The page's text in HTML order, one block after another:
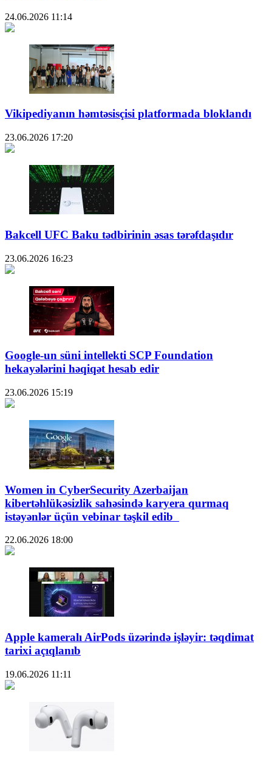
24.06.2026 11:14
Vikipediyanın həmtəsisçisi platformada bloklandı
23.06.2026 17:20
Bakcell UFC Baku tədbirinin əsas tərəfdaşıdır
23.06.2026 16:23
Google-un süni intellekti SCP Foundation
hekayələrini həqiqət hesab edir
23.06.2026 15:19
Women in CyberSecurity Azerbaijan
kibertəhlükəsizlik sahəsində karyera qurmaq
istəyənlər üçün vebinar təşkil edib
22.06.2026 18:00
Apple kameralı AirPods üzərində işləyir: təqdimat
tarixi açıqlanıb
19.06.2026 11:11